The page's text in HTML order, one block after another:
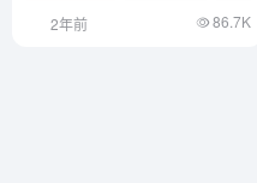
2年前 86.7K